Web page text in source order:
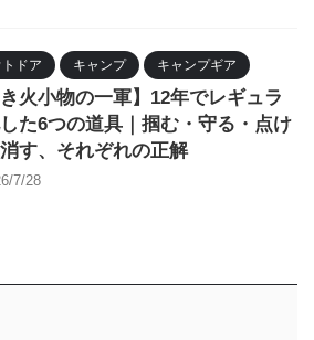
ドア キャンプ キャンプギア
き火小物の一軍】12年でレギュラ
た6つの道具｜掴む・守る・点け
す、それぞれの正解
7/28